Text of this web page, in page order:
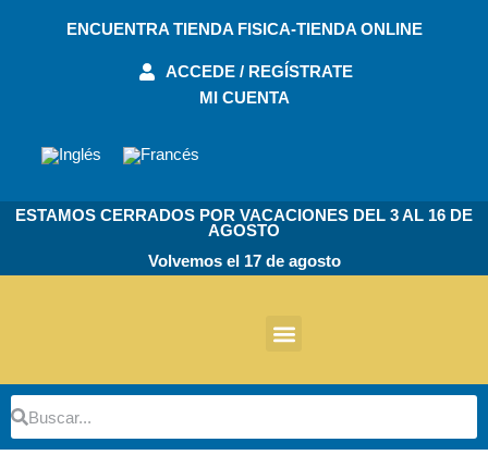
ENCUENTRA TIENDA FISICA-TIENDA ONLINE
ACCEDE / REGÍSTRATE
MI CUENTA
ESTAMOS CERRADOS POR VACACIONES DEL 3 AL 16 DE
AGOSTO
Volvemos el 17 de agosto
BuscarBuscar